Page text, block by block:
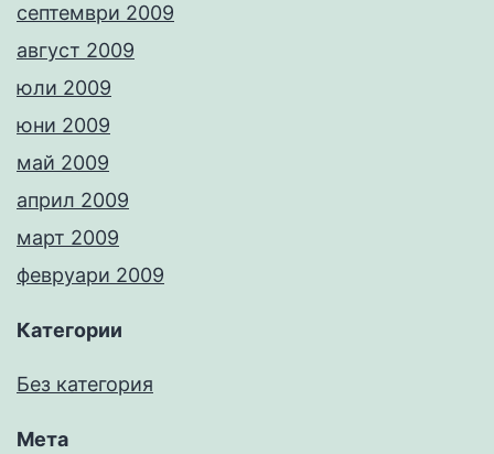
септември 2009
август 2009
юли 2009
юни 2009
май 2009
април 2009
март 2009
февруари 2009
Категории
Без категория
Мета